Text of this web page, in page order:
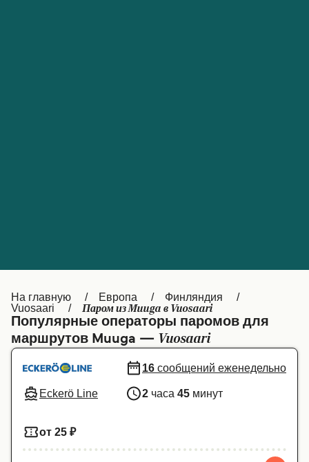
Italia Canada (FR)
Canada België (NL)
Ελλάδα Belgique (FR)
Україна
На главную Европа
Финляндия
Vuosaari
Паром из Muuga в Vuosaari
Популярные операторы паромов для
маршрутов Muuga — Vuosaari
Eckerö Line
16 сообщений еженедельно
2 часа 45 минут
от 25 ₽